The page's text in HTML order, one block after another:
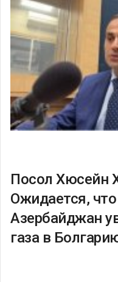
Посол Хюсейн
Ожидается,
Азербайджан
газа в